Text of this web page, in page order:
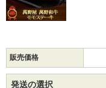
販売価格
発送の選択